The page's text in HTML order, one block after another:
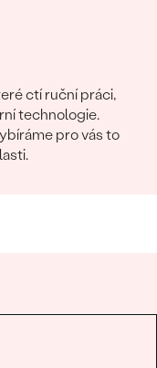
ctí ruční práci,
technologie.
pro vás to